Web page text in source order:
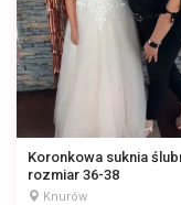
Koronkowa suknia
rozmiar 36-38
Knurów